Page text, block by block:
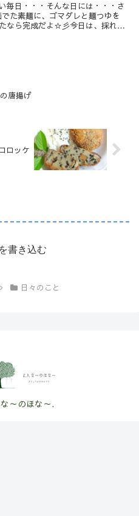
毎日・・・そんな日には・・・さ
た素麺に、ゴマダレと麺つゆを
なら完成だよ☆彡今日は、採れた
唐揚げ
ロッケ
書き込む
日々のこと
～のほな～.